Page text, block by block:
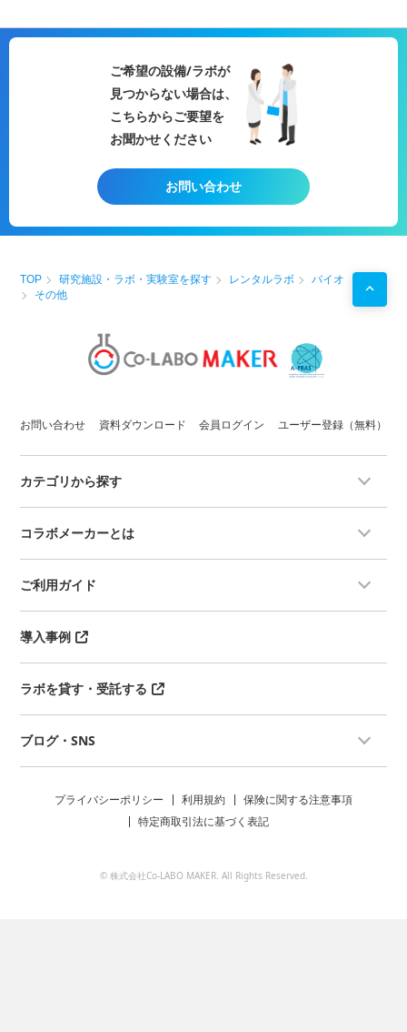
ご希望の設備/ラボが
見つからない場合は、
こちらからご要望を
お聞かせください
お問い合わせ
TOP 研究施設・ラボ・実験室を探す レンタルラボ
バイオ
その他
お問い合わせ 資料ダウンロード 会員ログイン ユーザー登録（無料）
カテゴリから探す
コラボメーカーとは
ご利用ガイド
導入事例
ラボを貸す・受託する
ブログ・SNS
プライバシーポリシー 利用規約
保険に関する注意事項
特定商取引法に基づく表記
© 株式会社Co-LABO MAKER. All Rights Reserved.